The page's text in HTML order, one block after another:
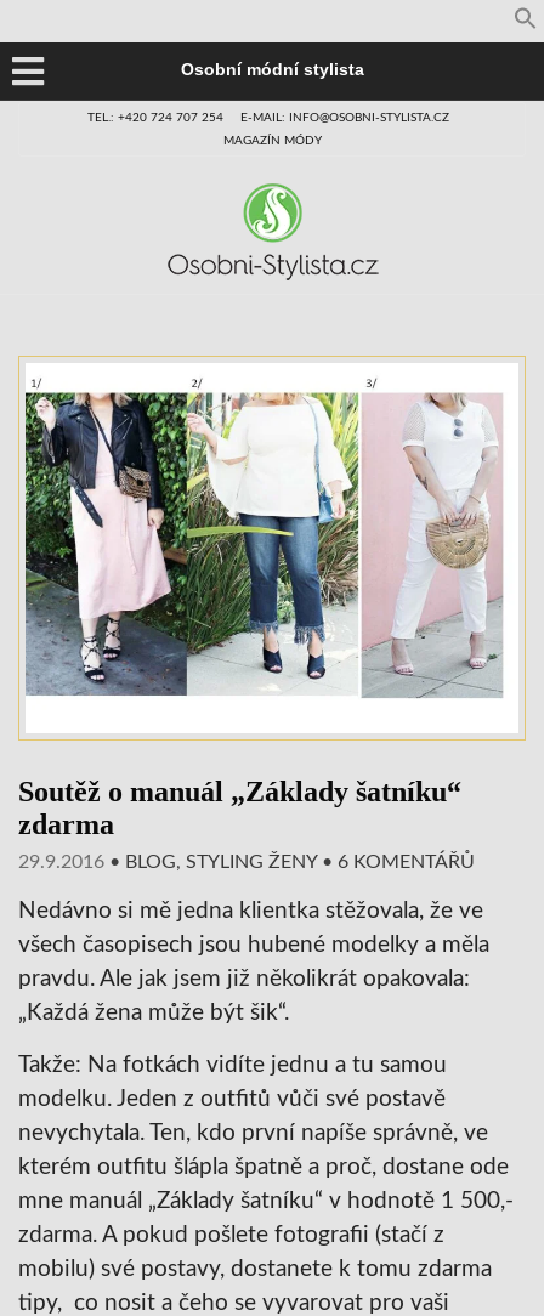
Osobní módní stylista
TEL.: +420 724 707 254
E-MAIL: INFO@OSOBNI-STYLISTA.CZ
MAGAZÍN MÓDY
Soutěž o manuál „Základy šatníku“
zdarma
29.9.2016 • BLOG, STYLING ŽENY• 6 KOMENTÁŘŮ
Nedávno si mě jedna klientka stěžovala, že ve
všech časopisech jsou hubené modelky a měla
pravdu. Ale jak jsem již několikrát opakovala:
„Každá žena může být šik“.
Takže: Na fotkách vidíte jednu a tu samou
modelku. Jeden z outfitů vůči své postavě
nevychytala. Ten, kdo první napíše správně, ve
kterém outfitu šlápla špatně a proč, dostane ode
mne manuál „Základy šatníku“ v hodnotě 1 500,-
zdarma. A pokud pošlete fotografii (stačí z
mobilu) své postavy, dostanete k tomu zdarma
tipy, co nosit a čeho se vyvarovat pro vaši